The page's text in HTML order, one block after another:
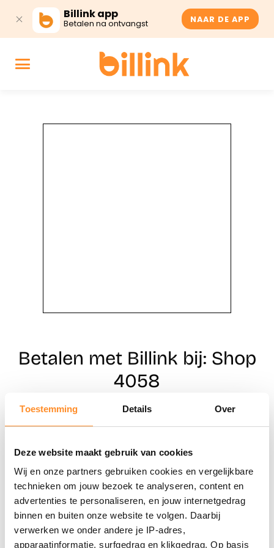
Toestemming Details Over
Deze website maakt gebruik van cookies
Wij en onze partners gebruiken cookies en vergelijkbare
technieken om jouw bezoek te analyseren, content en
advertenties te personaliseren, en jouw internetgedrag
binnen en buiten onze website te volgen. Daarbij
verwerken we onder andere je IP-adres,
apparaatinformatie, surfgedrag en klikgedrag. Op basis
Billink app
Betalen na ontvangst NAAR DE APP
Betalen met Billink bij: Shop
4058
Naar winkels